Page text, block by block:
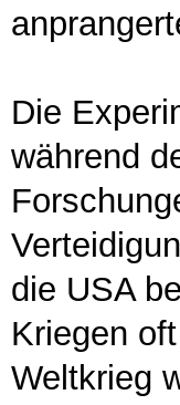
Die
während
die USA
Kriegen
Weltkrieg